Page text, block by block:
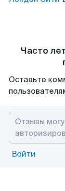
Часто
Оставьте
Войти